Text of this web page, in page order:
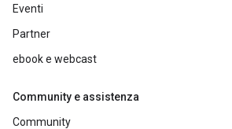
Eventi
Partner
ebook e webcast
Community e assistenza
Community